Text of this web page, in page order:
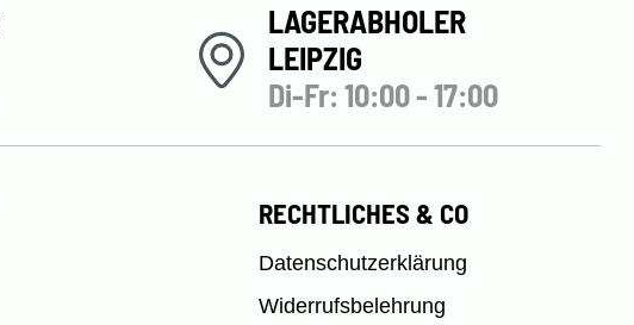
LAGERABHOLER
LEIPZIG
Di-Fr: 10:00 - 17:00
RECHTLICHES & CO
Datenschutzerklärung
Widerrufsbelehrung